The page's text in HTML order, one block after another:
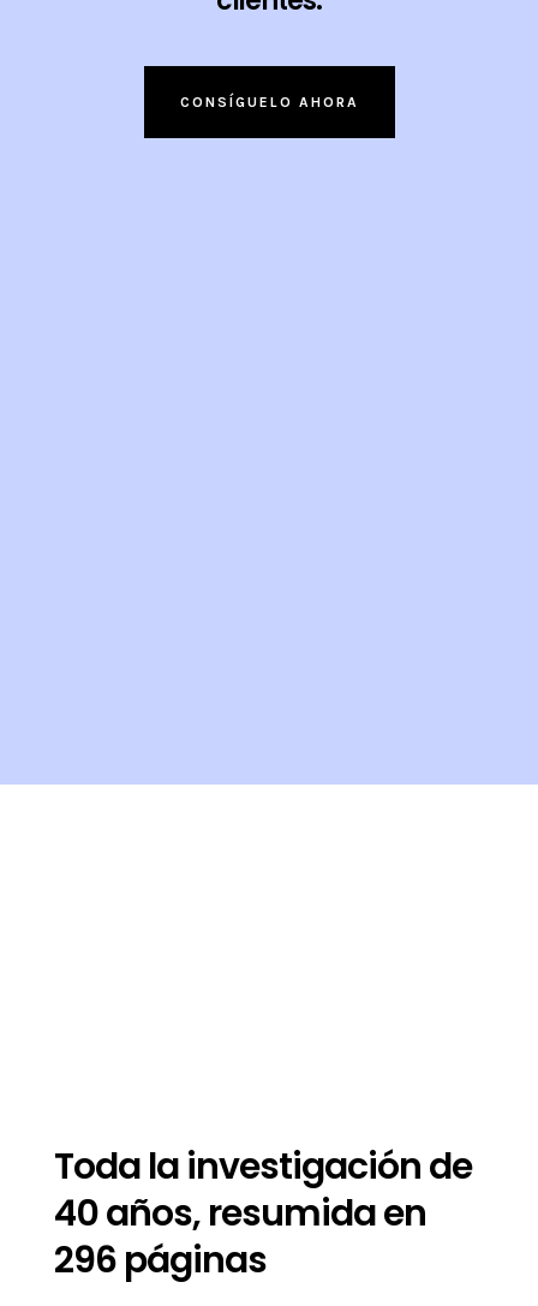
CONSÍGUELO AHORA
Toda la investigación de
40 años, resumida en
296 páginas